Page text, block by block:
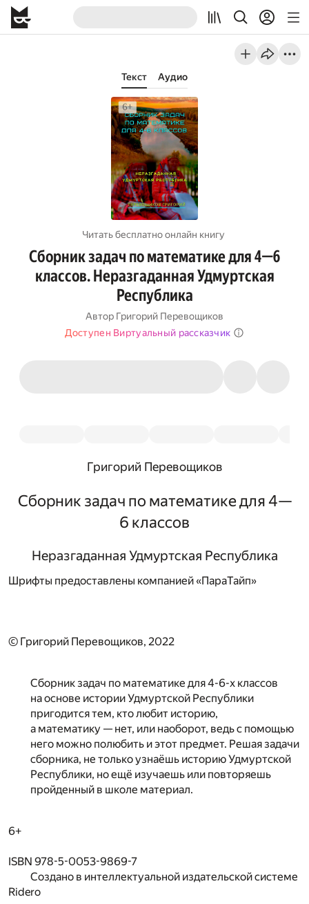
Текст Аудио
Читать бесплатно онлайн книгу
Сборник задач по математике для 4—6
классов. Неразгаданная Удмуртская
Республика
Автор Григорий Перевощиков
Доступен Виртуальный рассказчик
Григорий Перевощиков
Сборник задач по математике для 4—
6 классов
Неразгаданная Удмуртская Республика
Шрифты предоставлены компанией «ПараТайп»
© Григорий Перевощиков, 2022
Сборник задач по математике для 4-6-х классов
на основе истории Удмуртской Республики
пригодится тем, кто любит историю,
а математику — нет, или наоборот, ведь с помощью
него можно полюбить и этот предмет. Решая задачи
сборника, не только узнаёшь историю Удмуртской
Республики, но ещё изучаешь или повторяешь
пройденный в школе материал.
6+
ISBN 978-5-0053-9869-7
Создано в интеллектуальной издательской системе
Ridero